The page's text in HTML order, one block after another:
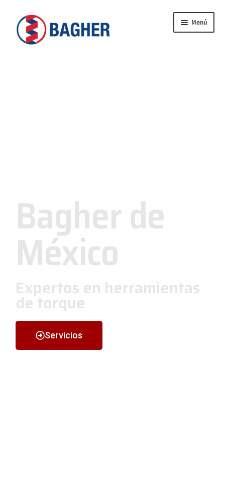
Menú
VIDEOS
Bagher de
México
Expertos en herramientas
de torque
Servicios